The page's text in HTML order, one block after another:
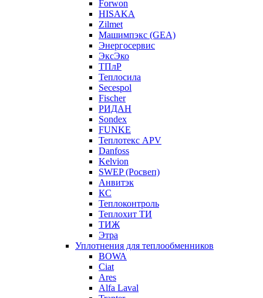
Forwon
HISAKA
Zilmet
Машимпэкс (GEA)
Энергосервис
ЭксЭко
ТПлР
Теплосила
Secespol
Fischer
РИДАН
Sondex
FUNKE
Теплотекс APV
Danfoss
Kelvion
SWEP (Росвеп)
Анвитэк
КС
Теплоконтроль
Теплохит ТИ
ТИЖ
Этра
Уплотнения для теплообменников
BOWA
Ciat
Ares
Alfa Laval